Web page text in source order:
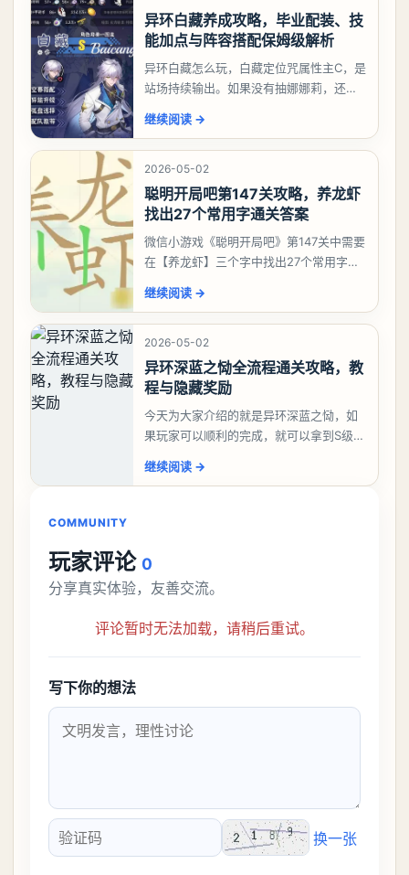
异环白藏养成攻略，毕业配装、技
能加点与阵容搭配保姆级解析
异环白藏怎么玩，白藏定位咒属性主C，是
站场持续输出。如果没有抽娜娜莉，还没
有娜娜莉缺另外一个二队C想打深渊也可以
考虑养个白藏
继续阅读 →
2026-05-02
聪明开局吧第147关攻略，养龙虾
找出27个常用字通关答案
微信小游戏《聪明开局吧》第147关中需要
在【养龙虾】三个字中找出27个常用字，
大、夫、夰、巾、中、虫、下、虾、卜、
囗、吓、卟、
继续阅读 →
2026-05-02
异环深蓝之恸全流程通关攻略，教
程与隐藏奖励
今天为大家介绍的就是异环深蓝之恸，如
果玩家可以顺利的完成，就可以拿到S级弧
比较高的，对于那些新手玩家并不建议直
继续阅读 →
COMMUNITY
玩家评论 0
分享真实体验，友善交流。
评论暂时无法加载，请稍后重试。
写下你的想法
验证码
换一张